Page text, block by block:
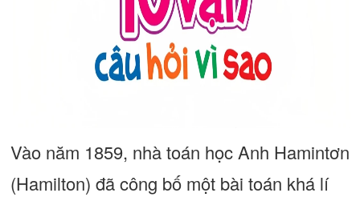
Vào năm 1859, nhà toán học Anh Hamintơn
(Hamilton) đã công bố một bài toán khá lí